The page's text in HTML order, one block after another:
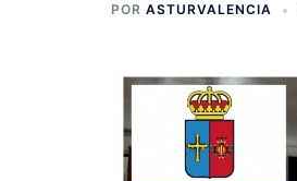
POR ASTURVALENCIA